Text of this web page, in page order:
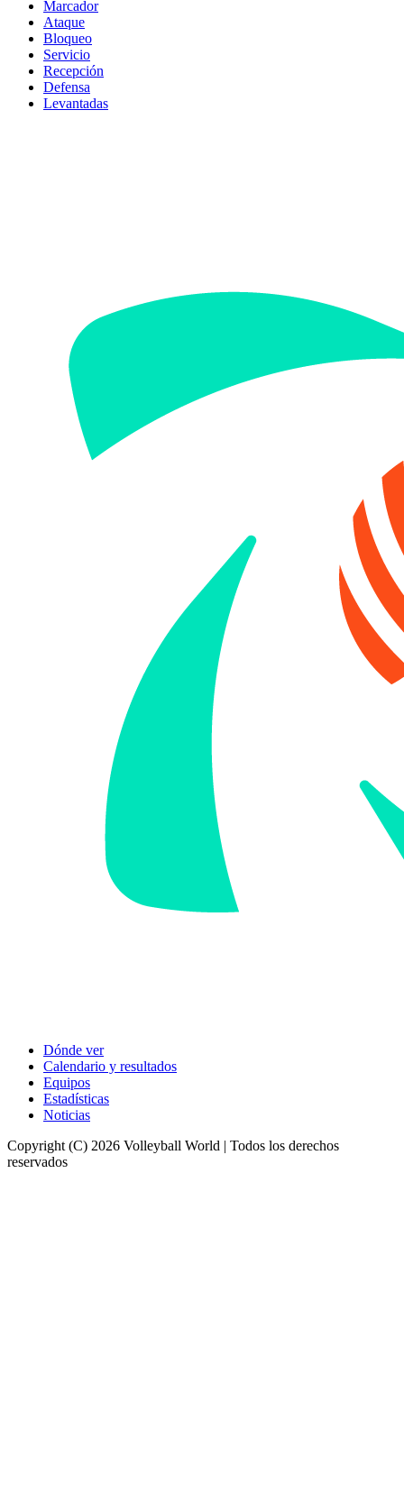
Marcador
Ataque
Bloqueo
Servicio
Recepción
Defensa
Levantadas
Dónde ver
Calendario y resultados
Equipos
Estadísticas
Noticias
Copyright (C) 2026 Volleyball World | Todos los derechos
reservados